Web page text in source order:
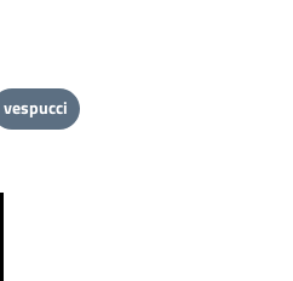
vespucci